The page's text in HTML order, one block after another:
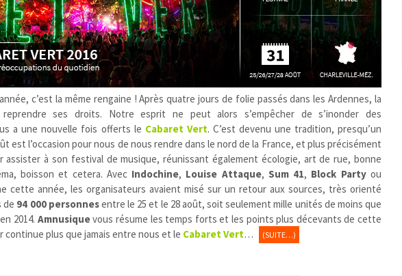
c’est la même rengaine ! Après quatre jours de folie passés dans les Ardennes, la
ses droits. Notre esprit ne peut alors s’empêcher de s’inonder des
a une nouvelle fois offerts le Cabaret Vert. C’est devenu une tradition, presqu’un
est l’occasion pour nous de nous rendre dans le nord de la France, et plus précisément
assister à son festival de musique, réunissant également écologie, art de rue, bonne
boisson et cetera. Avec Indochine, Louise Attaque, Sum 41, Block Partyou
cette année, les organisateurs avaient misé sur un retour aux sources, très orienté
de 94 000 personnesentre le 25 et le 28 août, soit seulement mille unités de moins que
2014. Amnusiquevous résume les temps forts et les points plus décevants de cette
continue plus que jamais entre nous et le Cabaret Vert… (SUITE…)